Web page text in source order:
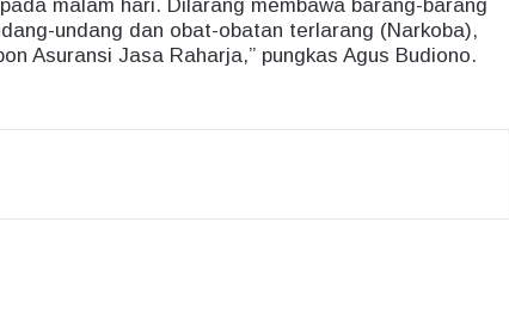
malam hari. Dilarang membawa barang-barang
undang dan obat-obatan terlarang (Narkoba),
Asuransi Jasa Raharja,” pungkas Agus Budiono.